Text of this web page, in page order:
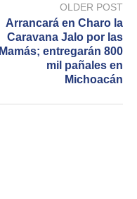
OLDER POST
Arrancará en Charo la
Caravana Jalo por las
Mamás; entregarán 800
mil pañales en
Michoacán